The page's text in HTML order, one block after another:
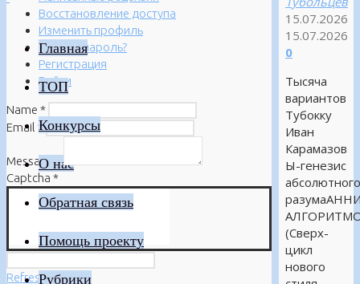
Главная
ТОП
Конкурсы
О нас
Обратная связь
Помощь проекту
Рубрики
15.07.2026
15.07.2026
0
Тысяча
вариантов
Тубокку
Иван
Карамазов
Ы-генезис
(Сверх-
цикл
нового
Восстановление доступа
Изменить профиль
Забыли пароль?
Регистрация
Войти
Name *
Email *
Message*
Captcha *
Refresh